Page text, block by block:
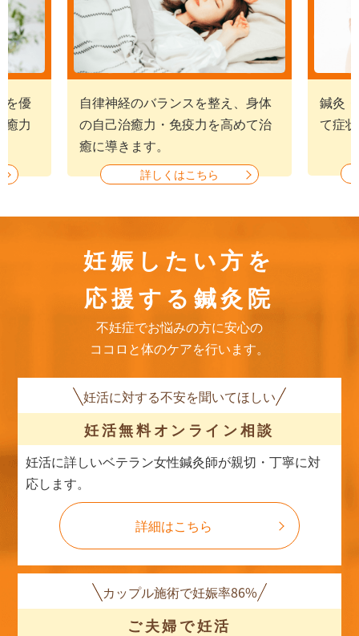
を優
癒力
自律神経のバランスを整え、身体
の自己治癒力・免疫力を高めて治
癒に導きます。
詳しくはこちら
鍼灸
て症
妊娠したい方を
応援する鍼灸院
不妊症でお悩みの方に安心の
ココロと体のケアを行います。
妊活に対する不安を聞いてほしい
妊活無料オンライン相談
妊活に詳しいベテラン女性鍼灸師が親切・丁寧に対
応します。
詳細はこちら
カップル施術で妊娠率86%
ご夫婦で妊活